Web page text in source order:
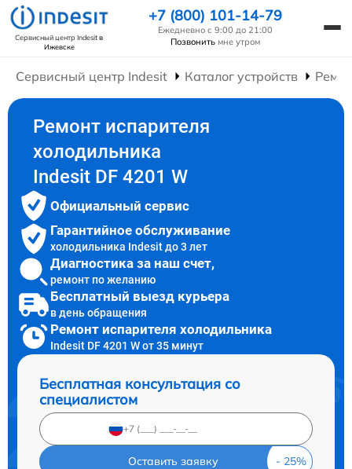
Сервисный центр Indesitв
Ижевске
+7 (800) 101-14-79
Ежедневно с 9:00 до 21:00
Позвонить мне утром
Сервисный центр Indesit Каталог устройств
Ремонт испарителя
холодильника
Indesit DF 4201 W
Официальный сервис
Гарантийное обслуживание
холодильника Indesit до 3 лет
Диагностика за наш счет,
ремонт по желанию
Бесплатный выезд курьера
в день обращения
Ремонт испарителя холодильника
Indesit DF 4201 W от 35 минут
Бесплатная консультация со
специалистом
Оставить заявку